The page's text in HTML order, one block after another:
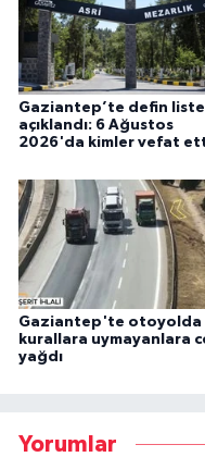
Gaziantep’te defin
açıklandı: 6 Ağustos
2026'da kimler vefat
Gaziantep'te otoyolda
kurallara uymayanlara
yağdı
Yorumlar